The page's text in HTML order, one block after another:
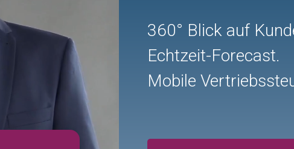
360° Blick auf
Echtzeit-Forecast.
Mobile